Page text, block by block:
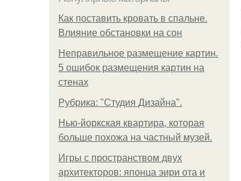
Как поставить кровать в спальне.
Влияние обстановки на сон
Неправильное размещение картин.
5 ошибок размещения картин на
стенах
Рубрика: "Студия Дизайна".
Нью-йоркская квартира, которая
больше похожа на частный музей.
Игры с пространством двух
архитекторов: японца эири ота и